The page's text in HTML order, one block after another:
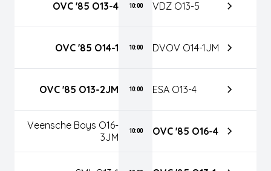
OVC '85 O13-4 10:00 VDZ O13-5
OVC '85 O14-1 10:00 DVOV O14-1JM
OVC '85 O13-2JM 10:00 ESA O13-4
Veensche Boys O16-
3JM
10:00 OVC '85 O16-4